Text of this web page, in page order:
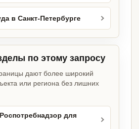
в Санкт-Петербурге
по этому запросу
дают более широкий
или региона без лишних
для